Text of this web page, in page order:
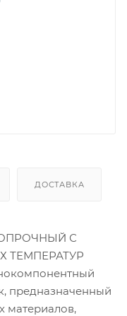
ДОСТАВКА
С
ТЕМПЕРАТУР
предназначенный
материалов,